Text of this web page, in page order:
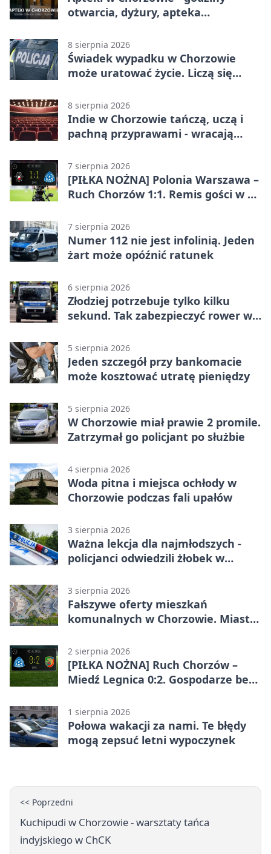
otwarcia, dyżury, apteka
8 sierpnia 2026
Świadek wypadku w Chorzowie
może uratować życie. Liczą się
8 sierpnia 2026
Indie w Chorzowie tańczą, uczą i
pachną przyprawami - wracają
7 sierpnia 2026
[PIŁKA NOŻNA] Polonia Warszawa –
Ruch Chorzów 1:1. Remis gości w 3.
7 sierpnia 2026
Numer 112 nie jest infolinią. Jeden
żart może opóźnić ratunek
6 sierpnia 2026
Złodziej potrzebuje tylko kilku
sekund. Tak zabezpieczyć rower w
5 sierpnia 2026
Jeden szczegół przy bankomacie
może kosztować utratę pieniędzy
5 sierpnia 2026
W Chorzowie miał prawie 2 promile.
Zatrzymał go policjant po służbie
4 sierpnia 2026
Woda pitna i miejsca ochłody w
Chorzowie podczas fali upałów
3 sierpnia 2026
Ważna lekcja dla najmłodszych -
policjanci odwiedzili żłobek w
3 sierpnia 2026
Fałszywe oferty mieszkań
komunalnych w Chorzowie. Miasto
2 sierpnia 2026
[PIŁKA NOŻNA] Ruch Chorzów –
Miedź Legnica 0:2. Gospodarze bez
1 sierpnia 2026
Połowa wakacji za nami. Te błędy
mogą zepsuć letni wypoczynek
<< Poprzedni
Kuchipudi w Chorzowie - warsztaty tańca
indyjskiego w ChCK